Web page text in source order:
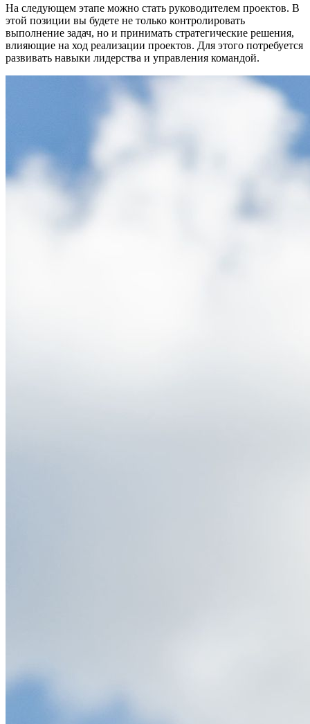
На следующем этапе можно стать руководителем проектов. В
этой позиции вы будете не только контролировать
выполнение задач, но и принимать стратегические решения,
влияющие на ход реализации проектов. Для этого потребуется
развивать навыки лидерства и управления командой.